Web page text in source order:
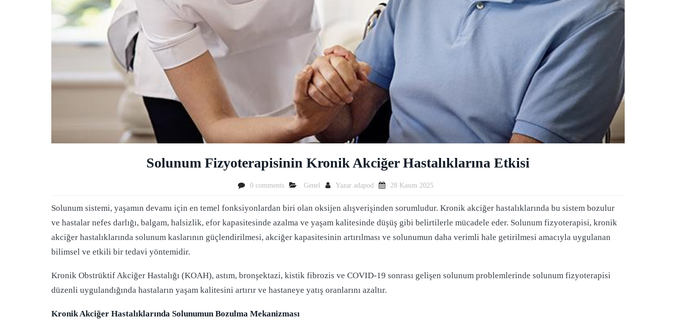
Solunum Fizyoterapisinin Kronik Akciğer Hastalıklarına Etkisi
0 comments Genel Yazar adapod 28 Kasım 2025
Solunum sistemi, yaşamın devamı için en temel fonksiyonlardan biri olan oksijen alışverişinden sorumludur. Kronik akciğer hastalıklarında bu sistem bozulur
ve hastalar nefes darlığı, balgam, halsizlik, efor kapasitesinde azalma ve yaşam kalitesinde düşüş gibi belirtilerle mücadele eder. Solunum fizyoterapisi, kronik
akciğer hastalıklarında solunum kaslarının güçlendirilmesi, akciğer kapasitesinin artırılması ve solunumun daha verimli hale getirilmesi amacıyla uygulanan
bilimsel ve etkili bir tedavi yöntemidir.
Kronik Obstrüktif Akciğer Hastalığı (KOAH), astım, bronşektazi, kistik fibrozis ve COVID-19 sonrası gelişen solunum problemlerinde solunum fizyoterapisi
düzenli uygulandığında hastaların yaşam kalitesini artırır ve hastaneye yatış oranlarını azaltır.
Kronik Akciğer Hastalıklarında Solunumun Bozulma Mekanizması